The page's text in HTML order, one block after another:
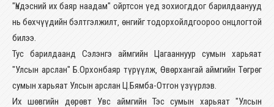
"Үндэсний их баяр наадам" ойртсон үед зохиогддог барилдаанууд
нь бөхчүүдийн бэлтгэлжилт‚ өнгийг тодорхойлдгоороо онцлогтой
билээ.
Тус барилдаанд Сэлэнгэ аймгийн Цагааннуур сумын харьяат
"Улсын арслан" Б.Орхонбаяр түрүүлж‚ Өвөрхангай аймгийн Төгрөг
сумын харьяат Улсын арслан Ц.Бямба-Отгон үзүүрлэв.
Их шөвгийн дөрөвт Увс аймгийн Тэс сумын харьяат "Улсын